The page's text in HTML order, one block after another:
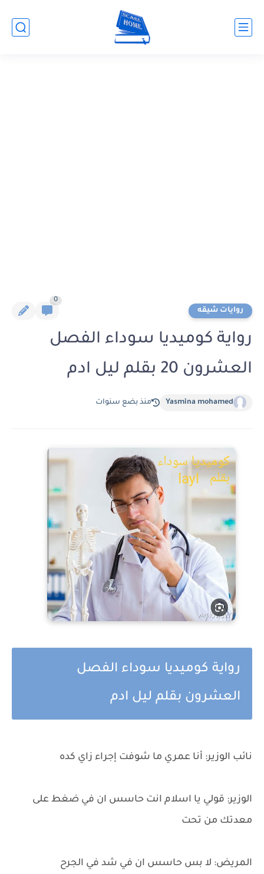
روايات شيقه
0
رواية كوميديا سوداء الفصل
العشرون 20 بقلم ليل ادم
Yasmina mohamed منذ بضع سنوات
رواية كوميديا سوداء الفصل
العشرون بقلم ليل ادم
نائب الوزير: أنا عمري ما شوفت إجراء زاي كده
الوزير: قولي يا اسلام انت حاسس ان في ضغط على
معدتك من تحت
المريض: لا بس حاسس ان في شد في الجرح